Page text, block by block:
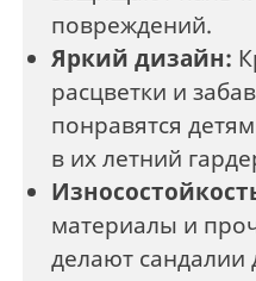
повреждений.
Яркий дизайн:
расцветки и
понравятся
в их летний
материалы и
делают